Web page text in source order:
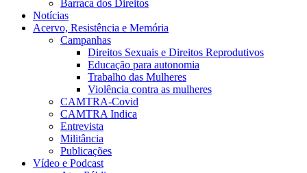
Barraca dos Direitos
Notícias
Acervo, Resistência e Memória
Campanhas
Direitos Sexuais e Direitos Reprodutivos
Educação para autonomia
Trabalho das Mulheres
Violência contra as mulheres
CAMTRA-Covid
CAMTRA Indica
Entrevista
Militância
Publicações
Vídeo e Podcast